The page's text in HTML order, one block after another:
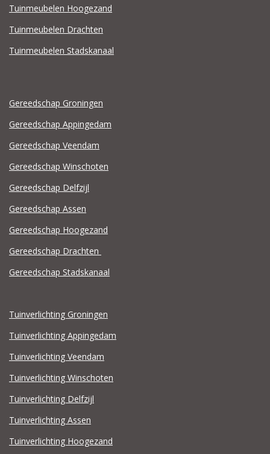
Tuinmeubelen Hoogezand
Tuinmeubelen Drachten
Tuinmeubelen Stadskanaal
Gereedschap Groningen
Gereedschap Appingedam
Gereedschap Veendam
Gereedschap Winschoten
Gereedschap Delfzijl
Gereedschap Assen
Gereedschap Hoogezand
Gereedschap Drachten
Gereedschap Stadskanaal
Tuinverlichting Groningen
Tuinverlichting Appingedam
Tuinverlichting Veendam
Tuinverlichting Winschoten
Tuinverlichting Delfzijl
Tuinverlichting Assen
Tuinverlichting Hoogezand